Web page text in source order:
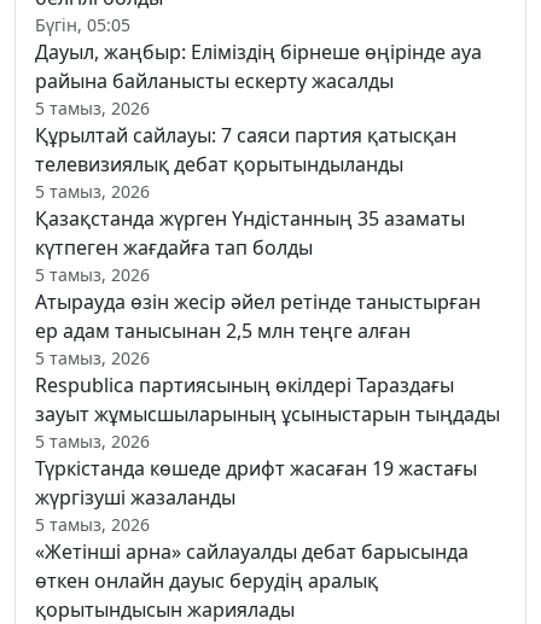
Бүгін, 05:05
Дауыл, жаңбыр: Еліміздің бірнеше өңірінде ауа
райына байланысты ескерту жасалды
5 тамыз, 2026
Құрылтай сайлауы: 7 саяси партия қатысқан
телевизиялық дебат қорытындыланды
5 тамыз, 2026
Қазақстанда жүрген Үндістанның 35 азаматы
күтпеген жағдайға тап болды
5 тамыз, 2026
Атырауда өзін жесір әйел ретінде таныстырған
ер адам танысынан 2,5 млн теңге алған
5 тамыз, 2026
Respublica партиясының өкілдері Тараздағы
зауыт жұмысшыларының ұсыныстарын тыңдады
5 тамыз, 2026
Түркістанда көшеде дрифт жасаған 19 жастағы
жүргізуші жазаланды
5 тамыз, 2026
«Жетінші арна» сайлауалды дебат барысында
өткен онлайн дауыс берудің аралық
қорытындысын жариялады